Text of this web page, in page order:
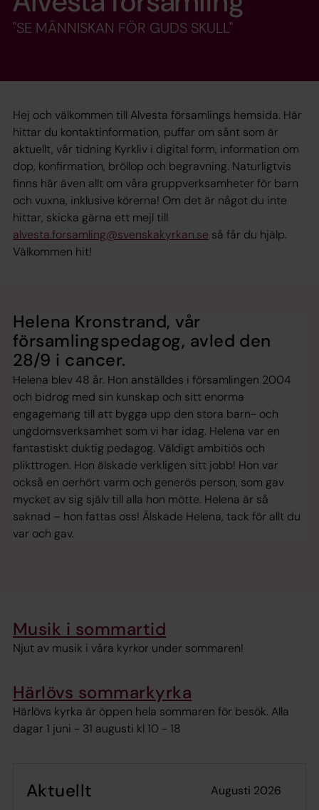
"SE MÄNNISKAN FÖR GUDS SKULL"
Hej och välkommen till Alvesta församlings hemsida. Här
hittar du kontaktinformation, puffar om sånt som är
aktuellt, vår tidning Kyrkliv i digital form, information om
dop, konfirmation, bröllop och begravning. Naturligtvis
finns här även allt om våra gruppverksamheter för barn
och vuxna, inklusive körerna! Om det är något du inte
hittar, skicka gärna ett mejl till
alvesta.forsamling@svenskakyrkan.se så får du hjälp.
Välkommen hit!
Helena Kronstrand, vår
församlingspedagog, avled den
28/9 i cancer.
Helena blev 48 år. Hon anställdes i församlingen 2004
och bidrog med sin kunskap och sitt enorma
engagemang till att bygga upp den stora barn- och
ungdomsverksamhet som vi har idag. Helena var en
fantastiskt duktig pedagog. Väldigt ambitiös och
plikttrogen. Hon älskade verkligen sitt jobb! Hon var
också en oerhört varm och generös person, som gav
mycket av sig själv till alla hon mötte. Helena är så
saknad – hon fattas oss! Älskade Helena, tack för allt du
var och gav.
Musik i sommartid
Njut av musik i våra kyrkor under sommaren!
Härlövs sommarkyrka
Härlövs kyrka är öppen hela sommaren för besök. Alla
dagar 1 juni - 31 augusti kl 10 - 18
Aktuellt
augusti 2026